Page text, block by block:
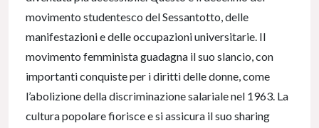
movimento studentesco del Sessantotto, delle
manifestazioni e delle occupazioni universitarie. Il
movimento femminista guadagna il suo slancio, con
importanti conquiste per i diritti delle donne, come
l’abolizione della discriminazione salariale nel 1963. La
cultura popolare fiorisce e si assicura il suo sharing